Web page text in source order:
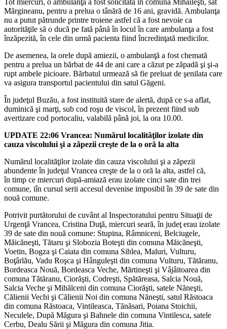
Mărgineanu, pentru a prelua o tânără de 16 ani, gravidă. Ambulanţa
nu a putut pătrunde printre troiene astfel că a fost nevoie ca
autorităţile să o ducă pe fată până în locul în care ambulanţa a fost
înzăpezită, în cele din urmă pacienta fiind încredinţată medicilor.
De asemenea, la orele după amiezii, o ambulanţă a fost chemată
pentru a prelua un bărbat de 44 de ani care a căzut pe zăpadă şi şi-a
rupt ambele picioare. Bărbatul urmează să fie preluat de şenilata care
va asigura transportul pacientului din satul Găgeni.
În judeţul Buzău, a fost instituită stare de alertă, după ce s-a aflat,
duminică şi marţi, sub cod roşu de viscol, în prezent fiind sub
avertizare cod portocaliu, valabilă până joi, la ora 10.00.
UPDATE 22:06 Vrancea: Numărul localităţilor izolate din
cauza viscolului şi a zăpezii creşte de la o oră la alta
Numărul localităţilor izolate din cauza viscolului şi a zăpezii
abundente în judeţul Vrancea creşte de la o oră la alta, astfel că,
în timp ce miercuri după-amiază erau izolate cinci sate din trei
comune, iîn cursul serii accesul devenise imposibil în 39 de sate din
nouă comune.
Potrivit purtătorului de cuvânt al Inspectoratului pentru Situaţii de
Urgenţă Vrancea, Cristina Duţă, miercuri seară, în judeţ erau izolate
39 de sate din nouă comune: Stupina, Râmniceni, Belciugele,
Măicăneşti, Tătaru şi Slobozia Boteşti din comuna Măicăneşti,
Voetin, Bogza şi Caiata din comuna Sihlea, Maluri, Vulturu,
Boţârlău, Vadu Roşca şi Hânguleşti din comuna Vulturu, Tătăranu,
Bordeasca Nouă, Bordeasca Veche, Mărtineşti şi Vâjâitoarea din
comuna Tătăranu, Ciorăşti, Codreşti, Spătăreasa, Salcia Nouă,
Salcia Veche şi Mihălceni din comuna Ciorăşti, satele Năneşti,
Călienii Vechi şi Călienii Noi din comuna Năneşti, satul Răstoaca
din comuna Răstoaca, Vintileasca, Tănăsari, Poiana Stoichii,
Neculele, După Măgura şi Bahnele din comuna Vintilesca, satele
Cerbu, Dealu Sării şi Măgura din comuna Jitia.